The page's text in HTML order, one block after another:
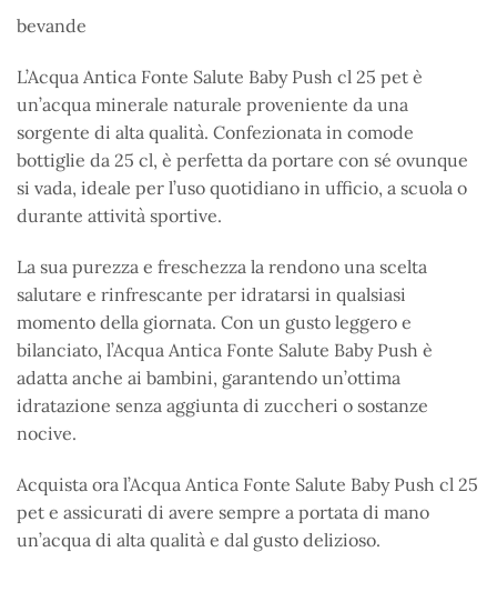
bevande
L’Acqua Antica Fonte Salute Baby Push cl 25 pet è
un’acqua minerale naturale proveniente da una
sorgente di alta qualità. Confezionata in comode
bottiglie da 25 cl, è perfetta da portare con sé ovunque
si vada, ideale per l’uso quotidiano in ufficio, a scuola o
durante attività sportive.
La sua purezza e freschezza la rendono una scelta
salutare e rinfrescante per idratarsi in qualsiasi
momento della giornata. Con un gusto leggero e
bilanciato, l’Acqua Antica Fonte Salute Baby Push è
adatta anche ai bambini, garantendo un’ottima
idratazione senza aggiunta di zuccheri o sostanze
nocive.
Acquista ora l’Acqua Antica Fonte Salute Baby Push cl 25
pet e assicurati di avere sempre a portata di mano
un’acqua di alta qualità e dal gusto delizioso.